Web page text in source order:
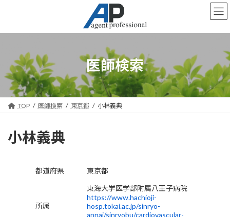
ン
キ
プ
ー
に
動
医師検索
TOP 医師検索 東京都 小林義典
小林義典
都道府県 東京都
所属
東海大学医学部附属八王子病院
https://www.hachioji-
hosp.tokai.ac.jp/sinryo-
annai/sinryobu/cardiovascular-